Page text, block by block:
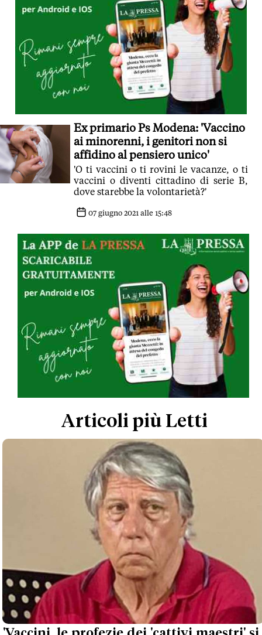
Ex primario Ps Modena: 'Vaccino
ai minorenni, i genitori non si
affidino al pensiero unico'
'O ti vaccini o ti rovini le vacanze, o ti
vaccini o diventi cittadino di serie B,
dove starebbe la volontarietà?'
07 giugno 2021 alle 15:48
Articoli più Letti